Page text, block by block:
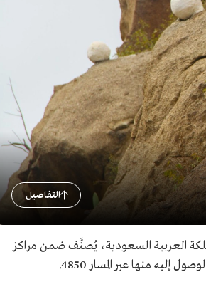
التفاصيل
العربية السعودية، يُصنَّف ضمن مراكز